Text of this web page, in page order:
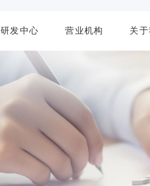
研发中心 营业机构 关于